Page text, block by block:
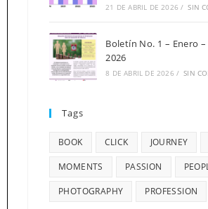
21 DE ABRIL DE 2026 / SIN
Boletín No. 1 – Enero
2026
8 DE ABRIL DE 2026 / SIN
Tags
BOOK CLICK JOURNEY
MOMENTS PASSION
PHOTOGRAPHY PROFESSION